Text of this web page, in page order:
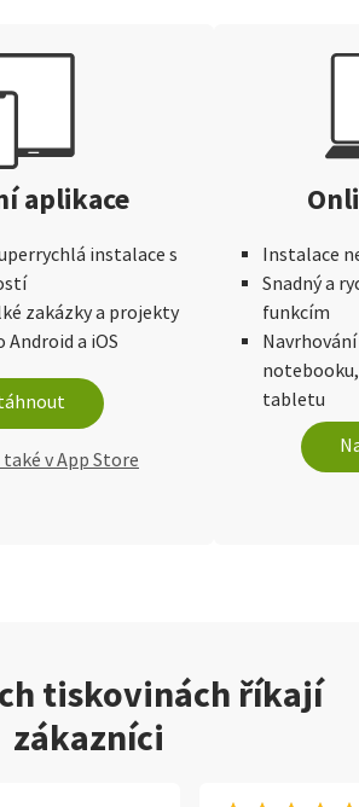
aplikace
instalace s
zakázky a projekty
Android a iOS
v App Store
Instalace
Snadný a
funkcím
tabletu
tiskovinách říkají
zákazníci